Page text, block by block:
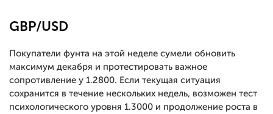
GBP/USD
Покупатели фунта на этой неделе сумели обновить
максимум декабря и протестировать важное
сопротивление у 1.2800. Если текущая ситуация
сохранится в течение нескольких недель, возможен тест
психологического уровня 1.3000 и продолжение роста в